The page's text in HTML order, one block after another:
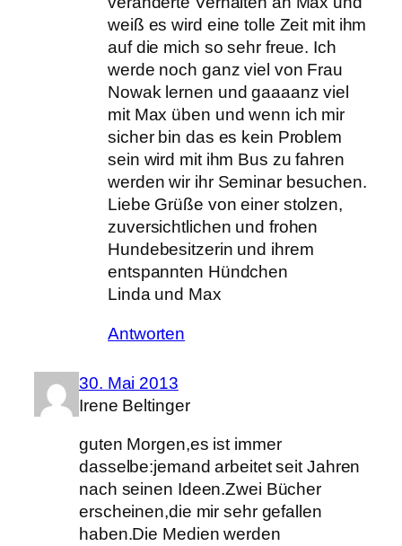
weiß es wird eine tolle Zeit mit ihm
auf die mich so sehr freue. Ich
werde noch ganz viel von Frau
Nowak lernen und gaaaanz viel
mit Max üben und wenn ich mir
sicher bin das es kein Problem
sein wird mit ihm Bus zu fahren
werden wir ihr Seminar besuchen.
Liebe Grüße von einer stolzen,
zuversichtlichen und frohen
Hundebesitzerin und ihrem
entspannten Hündchen
Linda und Max
Antworten
30. Mai 2013
Irene Beltinger
guten Morgen,es ist immer
dasselbe:jemand arbeitet seit Jahren
nach seinen Ideen.Zwei Bücher
erscheinen,die mir sehr gefallen
haben.Die Medien werden